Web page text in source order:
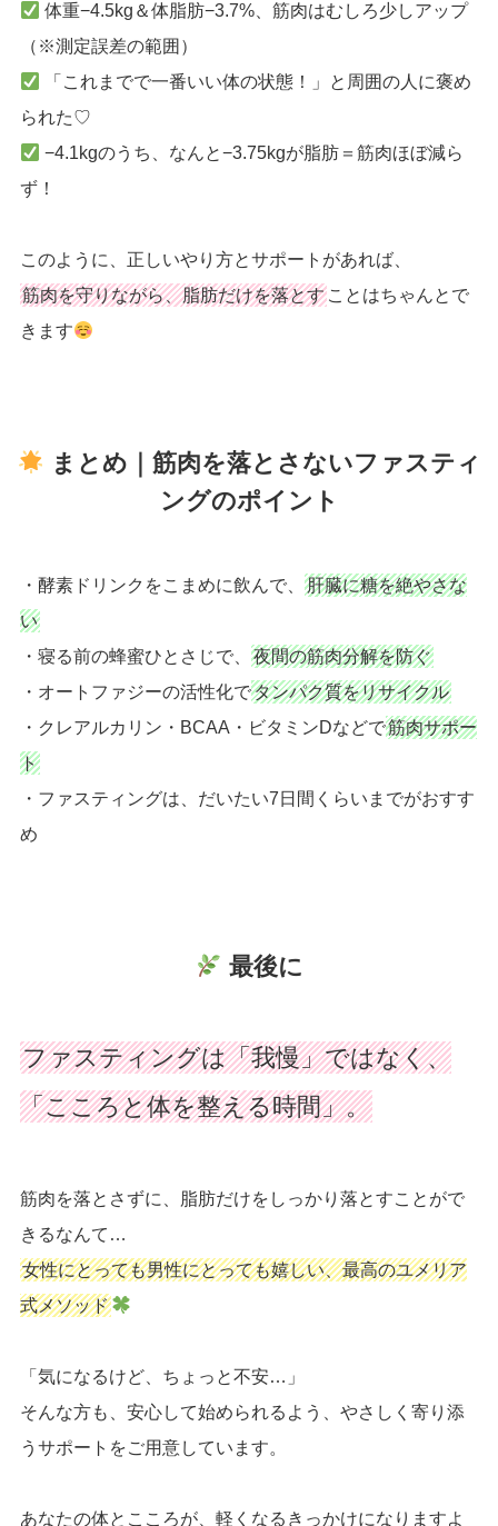
体重−4.5kg＆体脂肪−3.7%、筋肉はむしろ少しアップ
（※測定誤差の範囲）
「これまでで一番いい体の状態！」と周囲の人に褒め
られた♡
−4.1kgのうち、なんと−3.75kgが脂肪＝筋肉ほぼ減ら
ず！
このように、正しいやり方とサポートがあれば、
筋肉を守りながら、脂肪だけを落とすことはちゃんとで
きます
まとめ｜ 筋肉を落とさないファスティ
ングのポイント
・酵素ドリンクをこまめに飲んで、
肝臓に糖を絶やさな
い
・寝る前の蜂蜜ひとさじで、
夜間の筋肉分解を防ぐ
・オートファジーの活性化でタンパク質をリサイクル
・クレアルカリン・BCAA・ビタミンDなどで筋肉サポー
ト
・ファスティングは、だいたい7日間くらいまでがおすす
め
最後に
ファスティングは「我慢」ではなく、
「こころと体を整える時間」。
筋肉を落とさずに、脂肪だけをしっかり落とすことがで
きるなんて…
女性にとっても男性にとっても嬉しい、最高のユメリア
式メソッド
「気になるけど、ちょっと不安…」
そんな方も、安心して始められるよう、やさしく寄り添
うサポートをご用意しています。
あなたの体とこころが、軽くなるきっかけになりますよ